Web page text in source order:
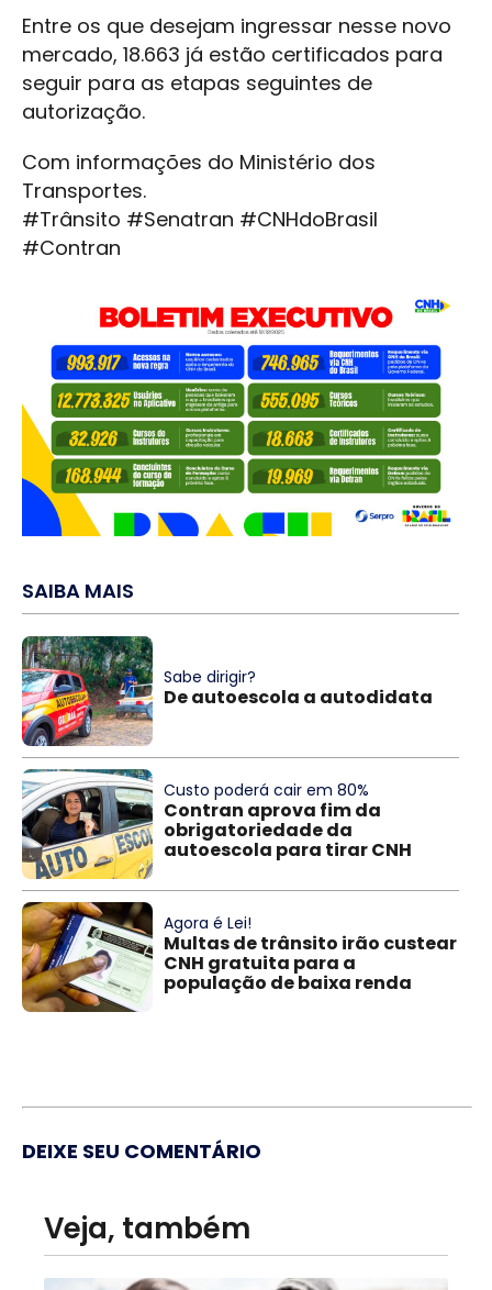
Entre os que desejam ingressar nesse novo
mercado, 18.663 já estão certificados para
seguir para as etapas seguintes de
autorização.
Com informações do Ministério dos
Transportes.
#Trânsito #Senatran #CNHdoBrasil
#Contran
SAIBA MAIS
Sabe dirigir?
De autoescola a autodidata
Custo poderá cair em 80%
Contran aprova fim da
obrigatoriedade da
autoescola para tirar CNH
Agora é Lei!
Multas de trânsito irão custear
CNH gratuita para a
população de baixa renda
DEIXE SEU COMENTÁRIO
Veja, também